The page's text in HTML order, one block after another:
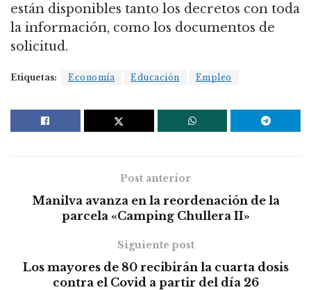
están disponibles tanto los decretos con toda
la información, como los documentos de
solicitud.
Etiquetas: Economía Educación Empleo
Post anterior
Manilva avanza en la reordenación de la
parcela «Camping Chullera II»
Siguiente post
Los mayores de 80 recibirán la cuarta dosis
contra el Covid a partir del día 26